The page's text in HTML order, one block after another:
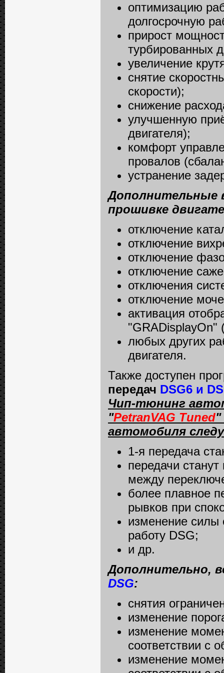
оптимизацию
долгосрочную
прирост
турбированных
увеличение
снятие
скорости);
снижение
улучшенную
двигателя);
комфорт
провалов
устранение
Дополнительные
прошивке
отключение
отключение
отключение
отключение
отключения
отключение
активация
"GRADisplayOn"
любых других
двигателя.
Также доступен
передач DSG6 и
Чип-тюнинг
"PetranVAG Tuned"
автомобиля
1-я передача
передачи
между
более плавное
рывков при
изменение силы
работу DSG;
и др.
Дополнительно,
DSG:
снятия
изменение
изменение
соответствии с
изменение